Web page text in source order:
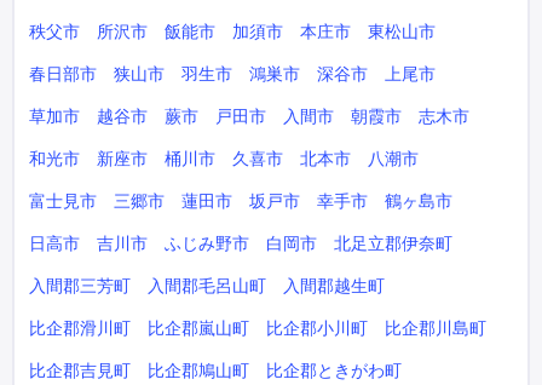
秩父市 所沢市 飯能市 加須市 本庄市 東松山市
春日部市 狭山市 羽生市 鴻巣市 深谷市 上尾市
草加市 越谷市 蕨市 戸田市 入間市 朝霞市 志木市
和光市 新座市 桶川市 久喜市 北本市 八潮市
富士見市 三郷市 蓮田市 坂戸市 幸手市 鶴ヶ島市
日高市 吉川市 ふじみ野市 白岡市 北足立郡伊奈町
入間郡三芳町 入間郡毛呂山町 入間郡越生町
比企郡滑川町 比企郡嵐山町 比企郡小川町 比企郡川島町
比企郡吉見町 比企郡鳩山町 比企郡ときがわ町